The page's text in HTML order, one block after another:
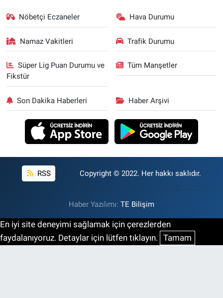
Nöbetçi Eczaneler Hava Durumu
Namaz Vakitleri Trafik Durumu
Süper Lig Puan Durumu ve
Fikstür
Tüm Manşetler
Son Dakika Haberleri Haber Arşivi
RSS Copyright © 2022. Her hakkı saklıdır.
Haber Yazılımı: TE Bilişim
En iyi site deneyimi sağlamak için çerezlerden
faydalanıyoruz. Detaylar için lütfen tıklayın. Tamam